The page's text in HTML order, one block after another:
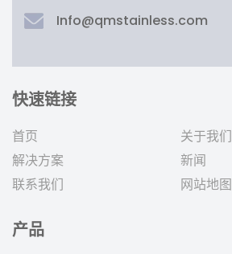
Info@qmstainless.com
快速链接
首页
关于我们
解决方案
新闻
联系我们
网站地图
产品